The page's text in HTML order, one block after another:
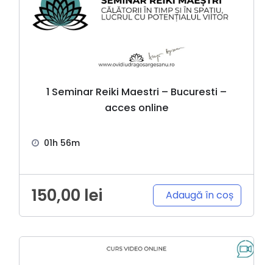
1 Seminar Reiki Maestri – Bucuresti –
acces online
01h 56m
150,00 lei Adaugă în coș